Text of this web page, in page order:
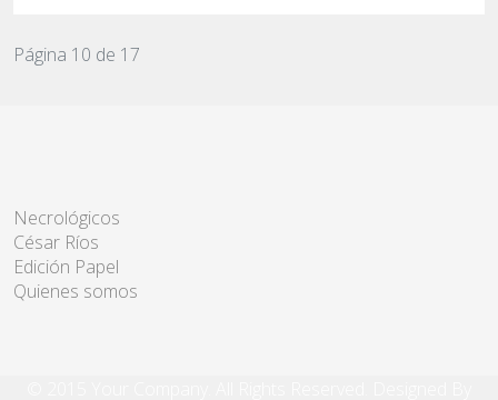
Página 10 de 17
Necrológicos
César Ríos
Edición Papel
Quienes somos